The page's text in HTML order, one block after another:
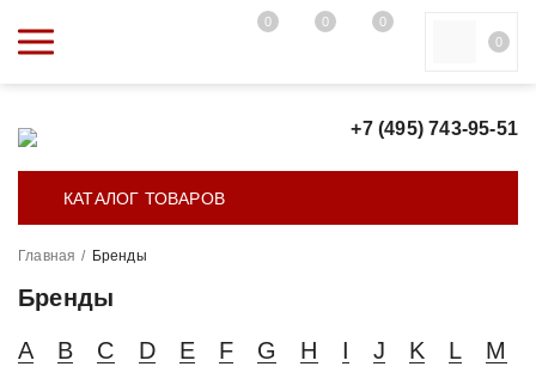
0 0
0
0
+7 (495) 743-95-51
КАТАЛОГ ТОВАРОВ
Главная / Бренды
Бренды
A
B C D E F G H I J K L
M